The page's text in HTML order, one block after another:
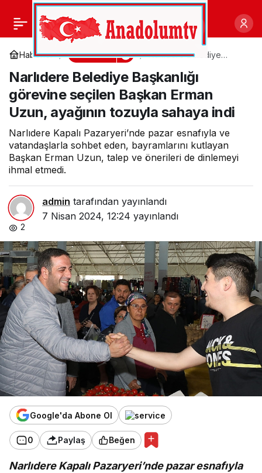
Haberler Gündem
Narlıdere Belediye
seçilen Başkan Erman
Uzun, ayağının tozuyla
sahaya indi
Narlıdere Belediye Başkanlığı
görevine seçilen Başkan Erman
Uzun, ayağının tozuyla sahaya indi
Narlıdere Kapalı Pazaryeri’nde pazar esnafıyla ve
vatandaşlarla sohbet eden, bayramlarını kutlayan
Başkan Erman Uzun, talep ve önerileri de dinlemeyi
ihmal etmedi.
admin tarafından yayınlandı
7 Nisan 2024, 12:24 yayınlandı
2
Google'da Abone Ol
0 Paylaş Beğen
Narlıdere Kapalı Pazaryeri’nde pazar esnafıyla
Antalya Büyükşehir’in
iftar ikramı devam
ediyor
Paylaş